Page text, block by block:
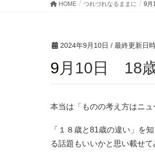
HOME つれづれなるままに 9月
2024年9月10日 / 最終更新日
9月10日 18
本当は「ものの考え方はニ
「１８歳と81歳の違い」を
る話題もいいかと思い載せて